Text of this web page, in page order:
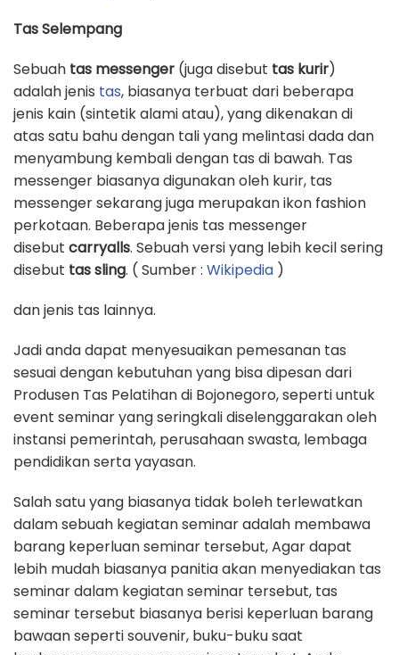
Tas Selempang
Sebuah tas messenger (juga disebut tas kurir)
adalah jenis tas, biasanya terbuat dari beberapa
jenis kain (sintetik alami atau), yang dikenakan di
atas satu bahu dengan tali yang melintasi dada dan
menyambung kembali dengan tas di bawah. Tas
messenger biasanya digunakan oleh kurir, tas
messenger sekarang juga merupakan ikon fashion
perkotaan. Beberapa jenis tas messenger
disebut carryalls. Sebuah versi yang lebih kecil sering
disebut tas sling. ( Sumber : Wikipedia )
dan jenis tas lainnya.
Jadi anda dapat menyesuaikan pemesanan tas
sesuai dengan kebutuhan yang bisa dipesan dari
Produsen Tas Pelatihan di Bojonegoro, seperti untuk
event seminar yang seringkali diselenggarakan oleh
instansi pemerintah, perusahaan swasta, lembaga
pendidikan serta yayasan.
Salah satu yang biasanya tidak boleh terlewatkan
dalam sebuah kegiatan seminar adalah membawa
barang keperluan seminar tersebut, Agar dapat
lebih mudah biasanya panitia akan menyediakan tas
seminar dalam kegiatan seminar tersebut, tas
seminar tersebut biasanya berisi keperluan barang
bawaan seperti souvenir, buku-buku saat